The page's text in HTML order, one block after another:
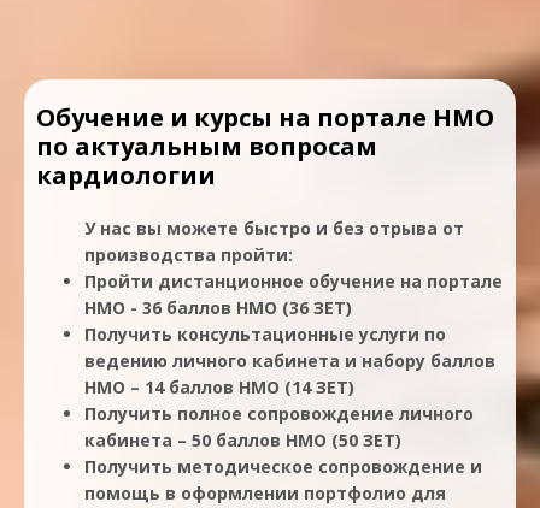
Обучение и курсы на портале НМО
по актуальным вопросам
кардиологии
У нас вы можете быстро и без отрыва от
производства пройти:
Пройти дистанционное обучение на портале
НМО - 36 баллов НМО (36 ЗЕТ)
Получить консультационные услуги по
ведению личного кабинета и набору баллов
НМО – 14 баллов НМО (14 ЗЕТ)
Получить полное сопровождение личного
кабинета – 50 баллов НМО (50 ЗЕТ)
Получить методическое сопровождение и
помощь в оформлении портфолио для